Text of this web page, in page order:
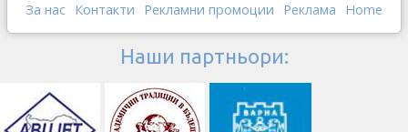
За нас Контакти Рекламни промоции Реклама Home
Наши партньори: